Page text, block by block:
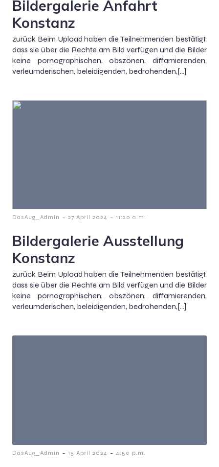
Bildergalerie Anfahrt
Konstanz
zurück Beim Upload haben die Teilnehmenden bestätigt,
dass sie über die Rechte am Bild verfügen und die Bilder
keine pornographischen, obszönen, diffamierenden,
verleumderischen, beleidigenden, bedrohenden,[…]
DasAug_Admin - 27 April 2024 - 11:20 a.m.
Bildergalerie Ausstellung
Konstanz
zurück Beim Upload haben die Teilnehmenden bestätigt,
dass sie über die Rechte am Bild verfügen und die Bilder
keine pornographischen, obszönen, diffamierenden,
verleumderischen, beleidigenden, bedrohenden,[…]
DasAug_Admin - 15 April 2024 - 4:50 p.m.